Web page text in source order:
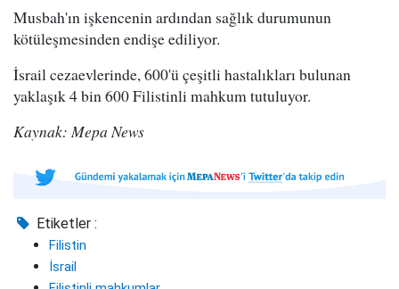
Musbah'ın işkencenin ardından sağlık durumunun
kötüleşmesinden endişe ediliyor.
İsrail cezaevlerinde, 600'ü çeşitli hastalıkları bulunan
yaklaşık 4 bin 600 Filistinli mahkum tutuluyor.
Kaynak: Mepa News
Etiketler :
Filistin
İsrail